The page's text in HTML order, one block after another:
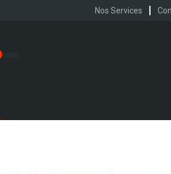
Nos Services